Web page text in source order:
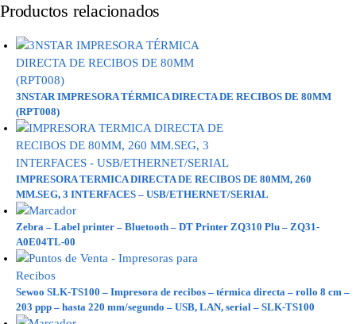
Productos relacionados
3NSTAR IMPRESORA TÉRMICA DIRECTA DE RECIBOS DE 80MM
(RPT008)
IMPRESORA TERMICA DIRECTA DE RECIBOS DE 80MM, 260
MM.SEG, 3 INTERFACES – USB/ETHERNET/SERIAL
Zebra – Label printer – Bluetooth – DT Printer ZQ310 Plu – ZQ31-
A0E04TL-00
Sewoo SLK-TS100 – Impresora de recibos – térmica directa – rollo 8 cm –
203 ppp – hasta 220 mm/segundo – USB, LAN, serial – SLK-TS100